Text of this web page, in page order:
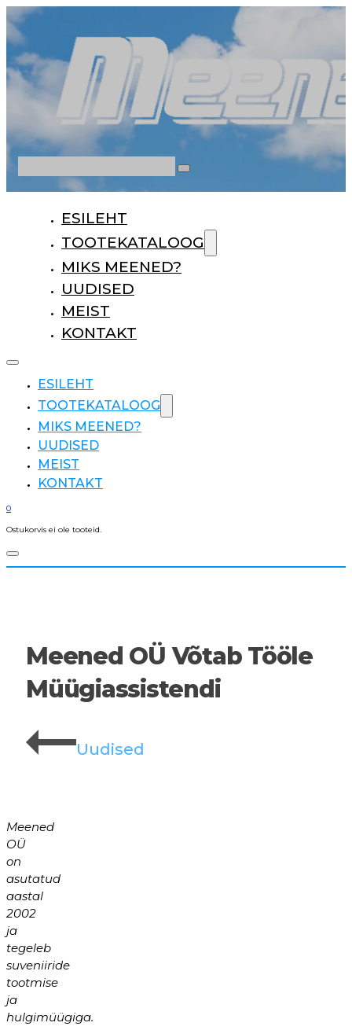
ESILEHT
TOOTEKATALOOG
MIKS MEENED?
UUDISED
MEIST
KONTAKT
ESILEHT
TOOTEKATALOOG
MIKS MEENED?
UUDISED
MEIST
KONTAKT
0
Ostukorvis ei ole tooteid.
Meened OÜ Võtab Tööle
Müügiassistendi
Uudised
Meened
OÜ
on
asutatud
aastal
2002
ja
tegeleb
suveniiride
tootmise
ja
hulgimüügiga.